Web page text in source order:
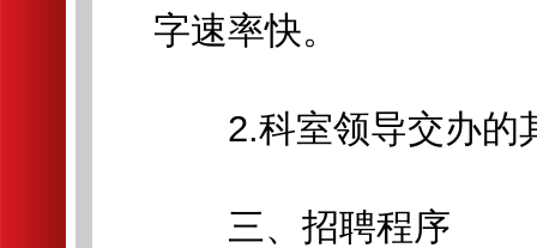
字速率快。
2.科室领导交办的
三、招聘程序